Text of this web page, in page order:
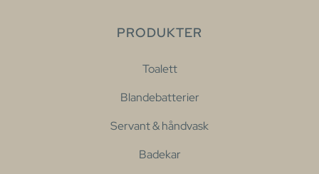
PRODUKTER
Toalett
Blandebatterier
Servant & håndvask
Badekar